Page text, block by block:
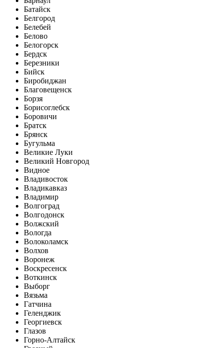
Батайск
Белгород
Белебей
Белово
Белогорск
Бердск
Березники
Бийск
Биробиджан
Благовещенск
Борзя
Борисоглебск
Боровичи
Братск
Брянск
Бугульма
Великие Луки
Великий Новгород
Видное
Владивосток
Владикавказ
Владимир
Волгоград
Волгодонск
Волжский
Вологда
Волоколамск
Волхов
Воронеж
Воскресенск
Воткинск
Выборг
Вязьма
Гатчина
Геленджик
Георгиевск
Глазов
Горно-Алтайск